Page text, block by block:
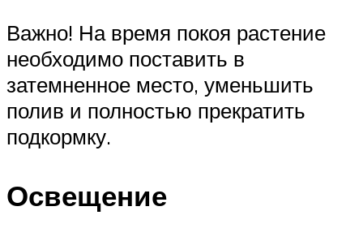
Важно! На время покоя растение
необходимо поставить в
затемненное место, уменьшить
полив и полностью прекратить
подкормку.
Освещение